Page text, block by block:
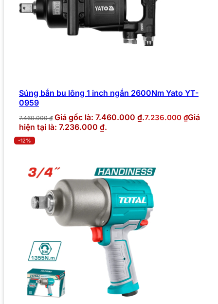
Súng bắn bu lông 1 inch ngắn 2600Nm Yato YT-
0959
7.460.000₫ Giá gốc là: 7.460.000 ₫.7.236.000 ₫Giá
hiện tại là: 7.236.000 ₫.
-12%